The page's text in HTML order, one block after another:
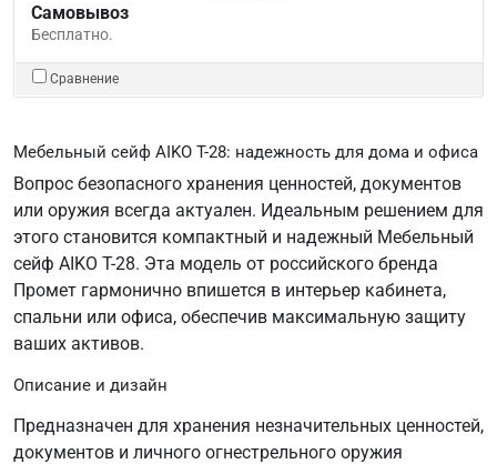
Самовывоз
Бесплатно.
Сравнение
Мебельный сейф AIKO Т-28: надежность для дома и офиса
Вопрос безопасного хранения ценностей, документов
или оружия всегда актуален. Идеальным решением для
этого становится компактный и надежный Мебельный
сейф AIKO Т-28. Эта модель от российского бренда
Промет гармонично впишется в интерьер кабинета,
спальни или офиса, обеспечив максимальную защиту
ваших активов.
Описание и дизайн
Предназначен для хранения незначительных ценностей,
документов и личного огнестрельного оружия